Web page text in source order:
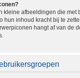
kleine afbeeldingen die met
hun inhoud kracht bij te
hangt af van de